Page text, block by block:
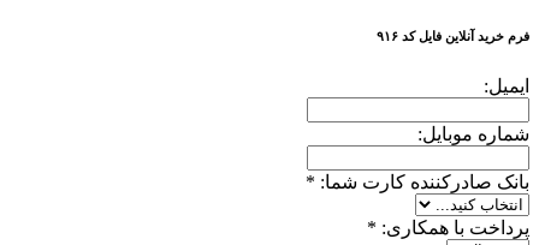
فرم خرید آنلاین فایل کد ۹۱۶
ایمیل:
شماره موبایل:
بانک صادرکننده کارت شما: *
پرداخت با همکاری: *